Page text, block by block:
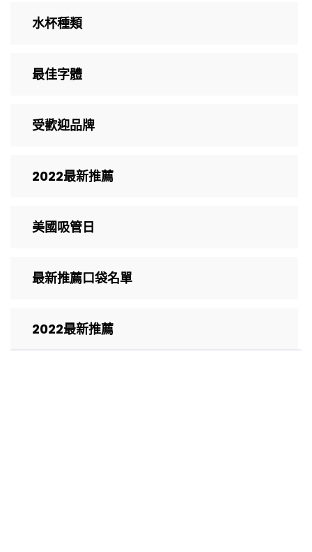
水杯種類
最佳字體
受歡迎品牌
2022最新推薦
美國吸管日
最新推薦口袋名單
2022最新推薦